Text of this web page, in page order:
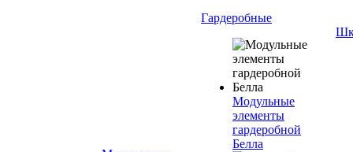
Гардеробные
Модульные
элементы
гардеробной
Белла